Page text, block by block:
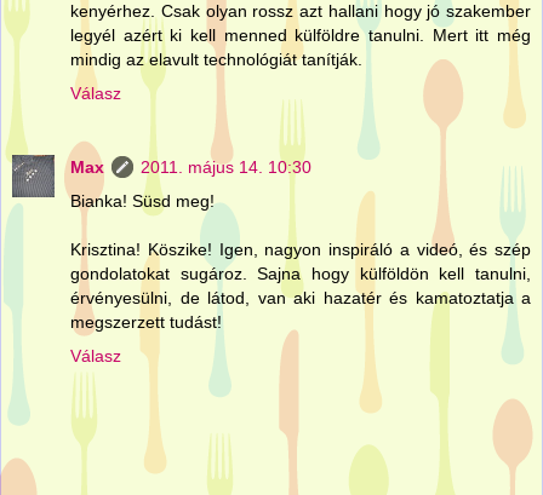
kenyérhez. Csak olyan rossz azt hallani hogy jó szakember
legyél azért ki kell menned külföldre tanulni. Mert itt még
mindig az elavult technológiát tanítják.
Válasz
Max
2011. május 14. 10:30
Bianka! Süsd meg!
Krisztina! Köszike! Igen, nagyon inspiráló a videó, és szép
gondolatokat sugároz. Sajna hogy külföldön kell tanulni,
érvényesülni, de látod, van aki hazatér és kamatoztatja a
megszerzett tudást!
Válasz